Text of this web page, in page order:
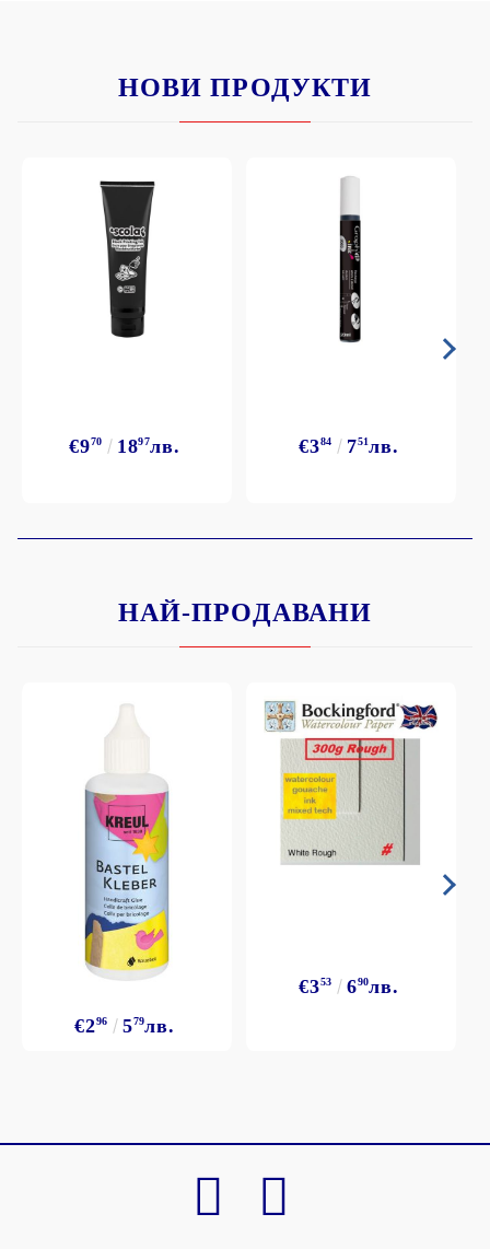
НОВИ ПРОДУКТИ
€970 1897лв. €384 751лв.
НАЙ-ПРОДАВАНИ
€296 579лв.
€353 690лв.